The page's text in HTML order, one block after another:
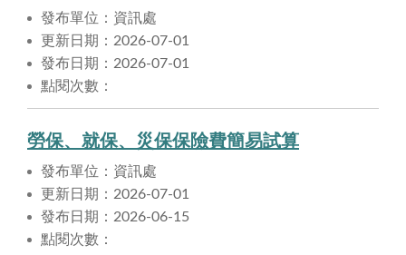
發布單位：資訊處
更新日期：2026-07-01
發布日期：2026-07-01
點閱次數：
勞保、就保、災保保險費簡易試算
發布單位：資訊處
更新日期：2026-07-01
發布日期：2026-06-15
點閱次數：